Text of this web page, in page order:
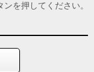
を押してください。